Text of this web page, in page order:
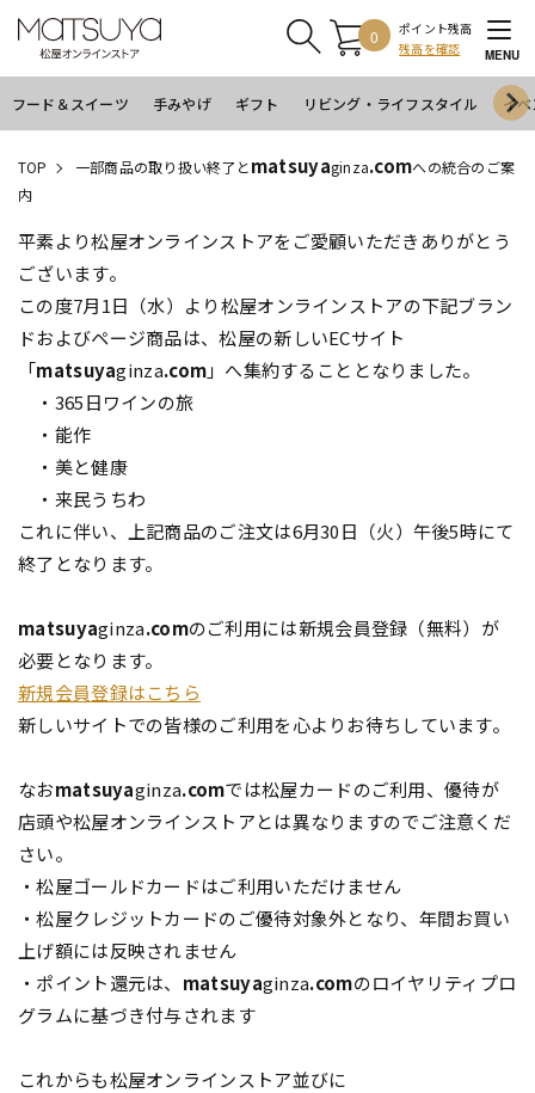
0
ポイント残高
残高を確認
MENU
フード＆スイーツ 手みやげ ギフト リビング・ライフスタイル イ
TOP 一部商品の取り扱い終了とmatsuyaginza.comへの統合のご案
内
平素より松屋オンラインストアをご愛顧いただきありがとう
ございます。
この度7月1日（水）より松屋オンラインストアの下記ブラン
ドおよびページ商品は、松屋の新しいECサイト
「matsuyaginza.com」へ集約することとなりました。
・365日ワインの旅
・能作
・美と健康
・来民うちわ
これに伴い、上記商品のご注文は6月30日（火）午後5時にて
終了となります。
matsuyaginza.comのご利用には新規会員登録（無料）が
必要となります。
新規会員登録はこちら
新しいサイトでの皆様のご利用を心よりお待ちしています。
なおmatsuyaginza.comでは松屋カードのご利用、優待が
店頭や松屋オンラインストアとは異なりますのでご注意くだ
さい。
・松屋ゴールドカードはご利用いただけません
・松屋クレジットカードのご優待対象外となり、年間お買い
上げ額には反映されません
・ポイント還元は、 matsuyaginza.comのロイヤリティプロ
グラムに基づき付与されます
これからも松屋オンラインストア並びに